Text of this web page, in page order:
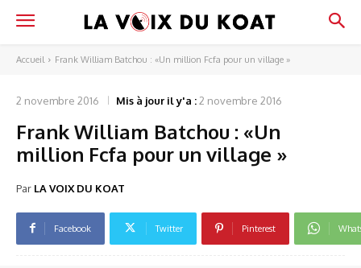
Accueil Frank William Batchou : «Un million Fcfa pour un village »
2 novembre 2016 Mis à jour il y'a :2 novembre 2016
Frank William Batchou : «Un
million Fcfa pour un village »
Par LA VOIX DU KOAT
Facebook Twitter Pinterest